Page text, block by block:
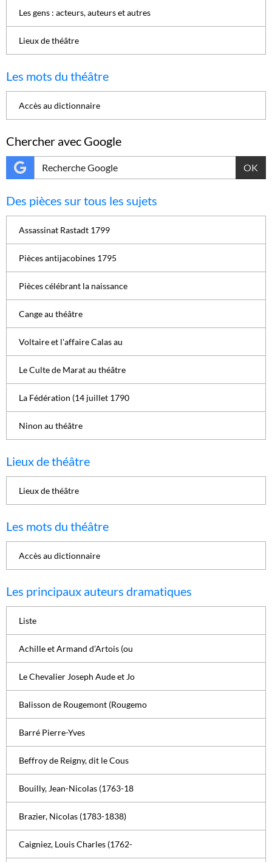
Les gens : acteurs, auteurs et autres
Lieux de théâtre
Les mots du théâtre
Accès au dictionnaire
Chercher avec Google
OK
Des pièces sur tous les sujets
Assassinat Rastadt 1799
Pièces antijacobines 1795
Pièces célébrant la naissance
Cange au théâtre
Voltaire et l'affaire Calas au
Le Culte de Marat au théâtre
La Fédération (14 juillet 1790
Ninon au théâtre
Lieux de théâtre
Lieux de théâtre
Les mots du théâtre
Accès au dictionnaire
Les principaux auteurs dramatiques
Liste
Achille et Armand d’Artois (ou
Le Chevalier Joseph Aude et Jo
Balisson de Rougemont (Rougemo
Barré Pierre-Yves
Beffroy de Reigny, dit le Cous
Bouilly, Jean-Nicolas (1763-18
Brazier, Nicolas (1783-1838)
Caigniez, Louis Charles (1762-